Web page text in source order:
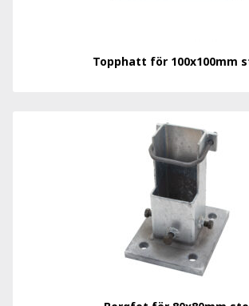
Topphatt för 100x100mm